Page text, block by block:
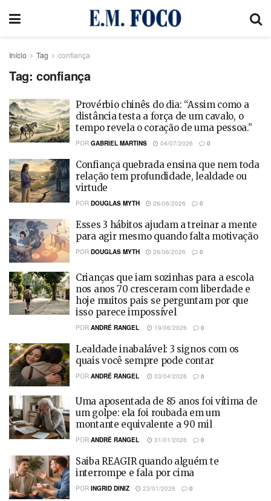
Início Tag confiança
Tag: confiança
Provérbio chinês do dia: “Assim como a
distância testa a força de um cavalo, o
tempo revela o coração de uma pessoa.”
POR GABRIEL MARTINS 04/07/2026 0
Confiança quebrada ensina que nem toda
relação tem profundidade, lealdade ou
virtude
POR DOUGLAS MYTH 26/06/2026 0
Esses 3 hábitos ajudam a treinar a mente
para agir mesmo quando falta motivação
POR DOUGLAS MYTH 26/06/2026 0
Crianças que iam sozinhas para a escola
nos anos 70 cresceram com liberdade e
hoje muitos pais se perguntam por que
isso parece impossível
POR ANDRÉ RANGEL 19/06/2026 0
Lealdade inabalável: 3 signos com os
quais você sempre pode contar
POR ANDRÉ RANGEL 03/04/2026 0
Uma aposentada de 85 anos foi vítima de
um golpe: ela foi roubada em um
montante equivalente a 90 mil
POR ANDRÉ RANGEL 31/01/2026 0
Saiba REAGIR quando alguém te
interrompe e fala por cima
POR INGRID DINIZ 23/01/2026 0